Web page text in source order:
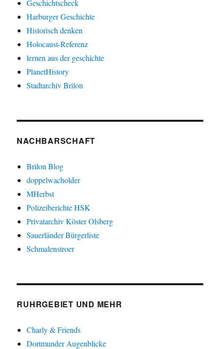
Geschichtscheck
Harburger Geschichte
Historisch denken
Holocaust-Referenz
lernen aus der geschichte
PlanetHistory
Stadtarchiv Brilon
NACHBARSCHAFT
Brilon Blog
doppelwacholder
MHerbst
Polizeiberichte HSK
Privatarchiv Köster Olsberg
Sauerländer Bürgerliste
Schmalenstroer
RUHRGEBIET UND MEHR
Charly & Friends
Dortmunder Augenblicke